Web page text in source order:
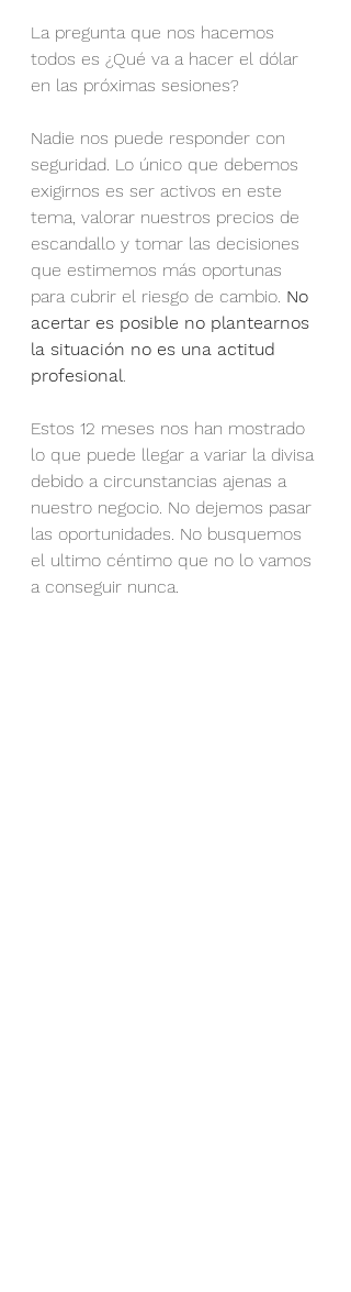
La pregunta que nos hacemos
todos es ¿Qué va a hacer el dólar
en las próximas sesiones?
Nadie nos puede responder con
seguridad. Lo único que debemos
exigirnos es ser activos en este
tema, valorar nuestros precios de
escandallo y tomar las decisiones
que estimemos más oportunas
para cubrir el riesgo de cambio. No
acertar es posible no plantearnos
la situación no es una actitud
profesional.
Estos 12 meses nos han mostrado
lo que puede llegar a variar la divisa
debido a circunstancias ajenas a
nuestro negocio. No dejemos pasar
las oportunidades. No busquemos
el ultimo céntimo que no lo vamos
a conseguir nunca.